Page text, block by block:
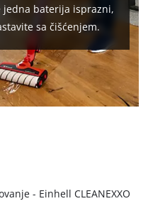
jedna baterija isprazni,
sa čišćenjem.
- Einhell CLEANEXXO